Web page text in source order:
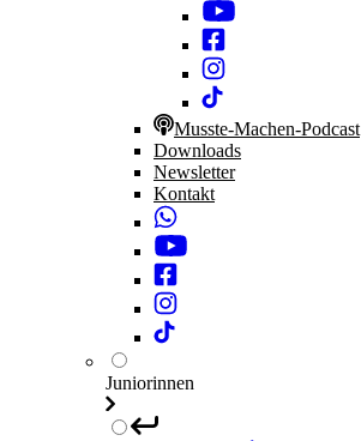
Musste-Machen-Podcast
Downloads
Newsletter
Kontakt
Juniorinnen